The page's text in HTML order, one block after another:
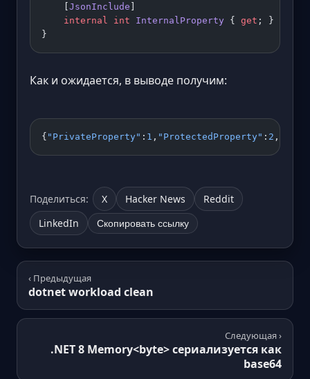
JsonInclude
    internal
int InternalProperty { get ; }
}
Как и ожидается, в выводе получим:
{ "PrivateProperty" : 1 , "ProtectedProperty" : 2 ,
Поделиться: X Hacker News
Reddit
LinkedIn
Скопировать ссылку
‹ Предыдущая
dotnet workload clean
Следующая ›
.NET 8 Memory<byte> сериализуется как
base64